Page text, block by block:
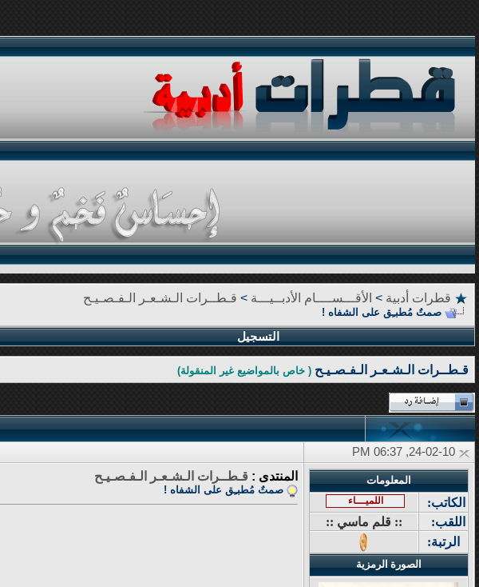
قطرات أدبية > الأقـــســــام الأدبــيـــة > قـطــرات الـشـعـر الـفـصـيـح
صمتٌ مُطبـِق على الشفاه !
التسجيل
قـطــرات الـشـعـر الـفـصـيـح ( خاص بالمواضيع غير المنقولة)
المعلومات
الكاتب: اللميـــاء
اللقب:
:: قلم ماسي ::
الرتبة:
الصورة الرمزية
المنتدى : قـطــرات الـشـعـر الـفـصـيـح
صمتٌ مُطبـِق على الشفاه !